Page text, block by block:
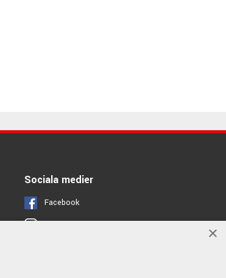
Sociala medier
Facebook
Instagram ×